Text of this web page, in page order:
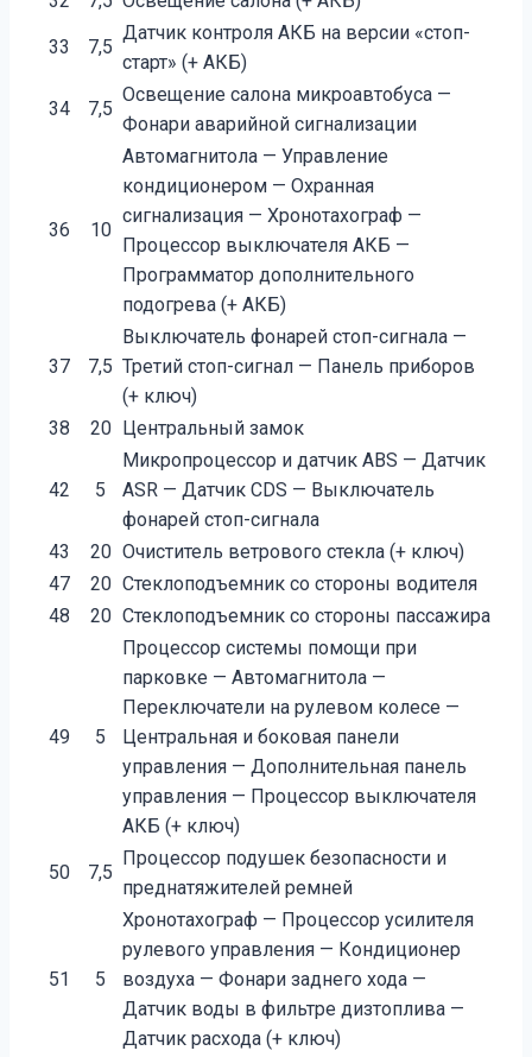
33 7,5
Датчик контроля АКБ на версии «стоп-
старт» (+ АКБ)
34 7,5
Освещение салона микроавтобуса —
Фонари аварийной сигнализации
36 10
Автомагнитола — Управление
кондиционером — Охранная
сигнализация — Хронотахограф —
Процессор выключателя АКБ —
Программатор дополнительного
подогрева (+ АКБ)
37 7,5
Выключатель фонарей стоп-сигнала —
Третий стоп-сигнал — Панель приборов
(+ ключ)
38
20 Центральный замок
42 5
Микропроцессор и датчик ABS — Датчик
ASR — Датчик CDS — Выключатель
фонарей стоп-сигнала
43
20 Очиститель ветрового стекла (+ ключ)
47
20 Стеклоподъемник со стороны водителя
48
20 Стеклоподъемник со стороны пассажира
49 5
Процессор системы помощи при
парковке — Автомагнитола —
Переключатели на рулевом колесе —
Центральная и боковая панели
управления — Дополнительная панель
управления — Процессор выключателя
АКБ (+ ключ)
50 7,5
Процессор подушек безопасности и
преднатяжителей ремней
51 5
Хронотахограф — Процессор усилителя
рулевого управления — Кондиционер
воздуха — Фонари заднего хода —
Датчик воды в фильтре дизтоплива —
Датчик расхода (+ ключ)